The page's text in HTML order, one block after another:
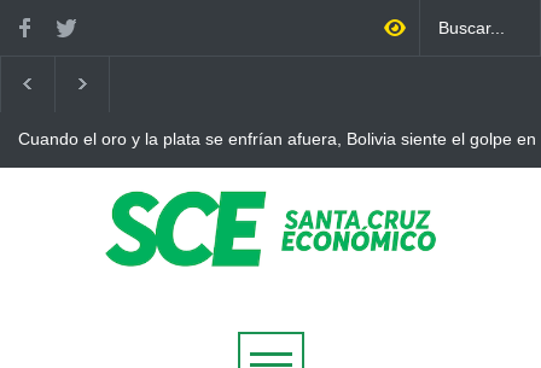
Cuando el oro y la plata se enfrían afuera, Bolivia siente el golpe en